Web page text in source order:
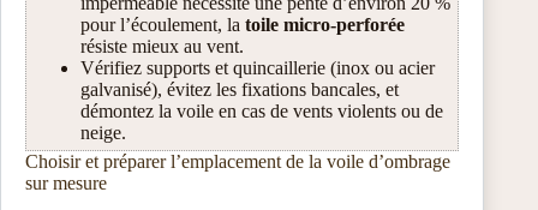
pour l’écoulement, la toile micro-perforée
résiste mieux au vent.
Vérifiez supports et quincaillerie (inox ou acier
galvanisé), évitez les fixations bancales, et
démontez la voile en cas de vents violents ou de
neige.
Choisir et préparer l’emplacement de la voile d’ombrage
sur mesure